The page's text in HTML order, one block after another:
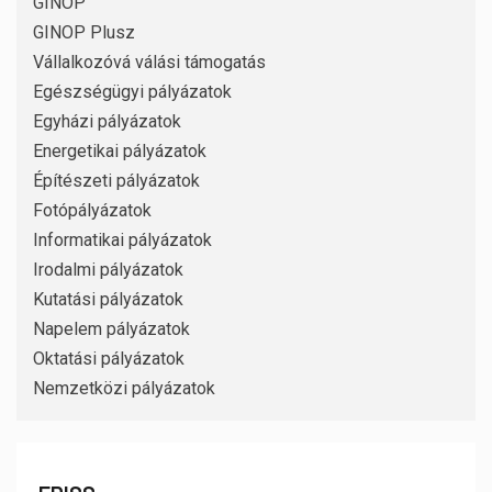
GINOP Plusz
Vállalkozóvá válási támogatás
Egészségügyi pályázatok
Egyházi pályázatok
Energetikai pályázatok
Építészeti pályázatok
Fotópályázatok
Informatikai pályázatok
Irodalmi pályázatok
Kutatási pályázatok
Napelem pályázatok
Oktatási pályázatok
Nemzetközi pályázatok